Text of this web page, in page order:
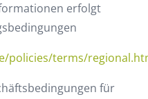
erfolgt
policies/terms/
für